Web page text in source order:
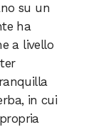
su un
ha
a livello
in cui